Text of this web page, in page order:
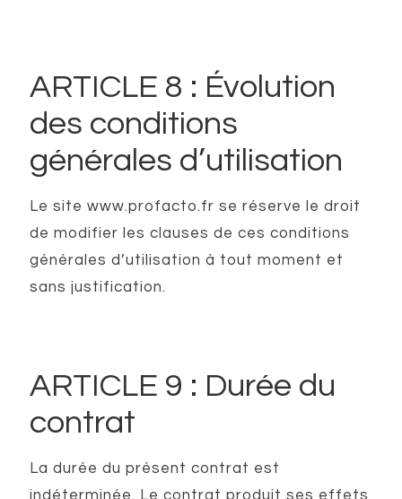
ARTICLE 8 : Évolution
des conditions
générales d’utilisation
Le site www.profacto.fr se réserve le droit
de modifier les clauses de ces conditions
générales d’utilisation à tout moment et
sans justification.
ARTICLE 9 : Durée du
contrat
La durée du présent contrat est
indéterminée. Le contrat produit ses effets